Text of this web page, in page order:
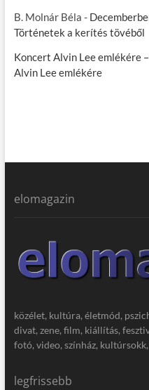
B. Molnár Béla -
Történetek a kerítés tövéből
Koncert Alvin Lee emlékére
Alvin Lee emlékére
elomagazin
közélet, kultúra, életmód,
divat, zene, film, kiállítás,
fotó, video, színház,
legfrissebb